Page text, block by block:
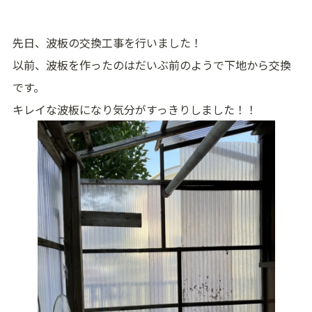
先日、波板の交換工事を行いました！
以前、波板を作ったのはだいぶ前のようで下地から交換
です。
キレイな波板になり気分がすっきりしました！！